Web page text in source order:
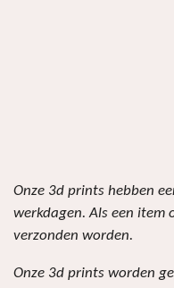
Onze 3d prints hebben
werkdagen. Als een item
verzonden worden.
Onze 3d prints worden